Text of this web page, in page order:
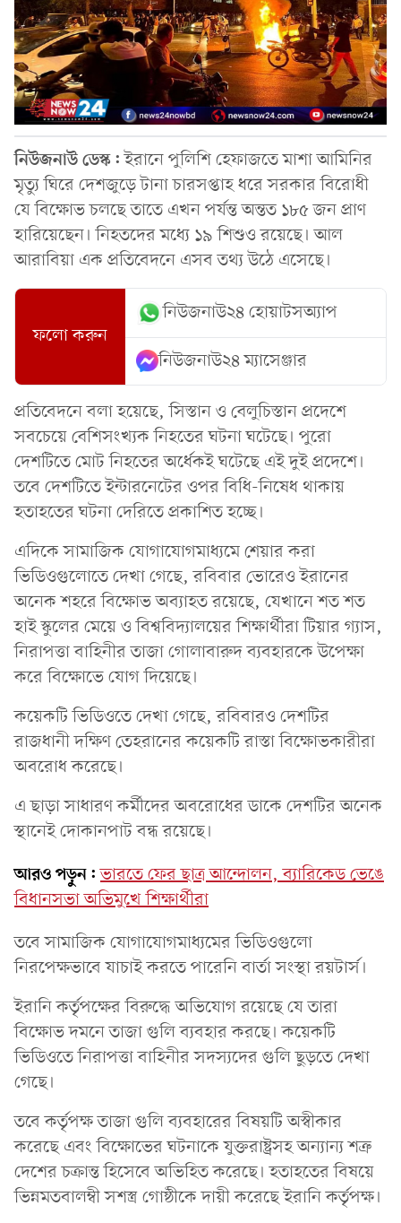
নিউজনাউ ডেস্ক:ইরানে পুলিশি হেফাজতে মাশা আমিনির
মৃত্যু ঘিরে দেশজুড়ে টানা চারসপ্তাহ ধরে সরকার বিরোধী
যে বিক্ষোভ চলছে তাতে এখন পর্যন্ত ‍অন্তত ১৮৫ জন প্রাণ
হারিয়েছেন। নিহতদের মধ্যে ১৯ শিশুও রয়েছে। আল
আরাবিয়া এক প্রতিবেদনে এসব তথ্য উঠে এসেছে।
ফলো করুন
নিউজনাউ২৪ হোয়াটসঅ্যাপ
নিউজনাউ২৪ ম্যাসেঞ্জার
প্রতিবেদনে বলা হয়েছে, সিস্তান ও বেলুচিস্তান প্রদেশে
সবচেয়ে বেশিসংখ্যক নিহতের ঘটনা ঘটেছে। পুরো
দেশটিতে মোট নিহতের অর্ধেকই ঘটেছে এই দুই প্রদেশে।
তবে দেশটিতে ইন্টারনেটের ওপর বিধি-নিষেধ থাকায়
হতাহতের ঘটনা দেরিতে প্রকাশিত হচ্ছে।
এদিকে সামাজিক যোগাযোগমাধ্যমে শেয়ার করা
ভিডিওগুলোতে দেখা গেছে, রবিবার ভোরেও ইরানের
অনেক শহরে বিক্ষোভ অব্যাহত রয়েছে, যেখানে শত শত
হাই স্কুলের মেয়ে ও বিশ্ববিদ্যালয়ের শিক্ষার্থীরা টিয়ার গ্যাস,
নিরাপত্তা বাহিনীর তাজা গোলাবারুদ ব্যবহারকে উপেক্ষা
করে বিক্ষোভে যোগ দিয়েছে।
কয়েকটি ভিডিওতে দেখা গেছে, রবিবারও দেশটির
রাজধানী দক্ষিণ তেহরানের কয়েকটি রাস্তা বিক্ষোভকারীরা
অবরোধ করেছে।
এ ছাড়া সাধারণ কর্মীদের অবরোধের ডাকে দেশটির অনেক
স্থানেই দোকানপাট বন্ধ রয়েছে।
আরও পড়ুন: ভারতে ফের ছাত্র আন্দোলন, ব্যারিকেড ভেঙে
বিধানসভা অভিমুখে শিক্ষার্থীরা
তবে সামাজিক যোগাযোগমাধ্যমের ভিডিওগুলো
নিরপেক্ষভাবে যাচাই করতে পারেনি বার্তা সংস্থা রয়টার্স।
ইরানি কর্তৃপক্ষের বিরুদ্ধে অভিযোগ রয়েছে যে তারা
বিক্ষোভ দমনে তাজা গুলি ব্যবহার করছে। কয়েকটি
ভিডিওতে নিরাপত্তা বাহিনীর সদস্যদের গুলি ছুড়তে দেখা
গেছে।
তবে কর্তৃপক্ষ তাজা গুলি ব্যবহারের বিষয়টি অস্বীকার
করেছে এবং বিক্ষোভের ঘটনাকে যুক্তরাষ্ট্রসহ অন্যান্য শত্রু
দেশের চক্রান্ত হিসেবে অভিহিত করেছে। হতাহতের বিষয়ে
ভিন্নমতবালম্বী সশস্ত্র গোষ্ঠীকে দায়ী করেছে ইরানি কর্তৃপক্ষ।